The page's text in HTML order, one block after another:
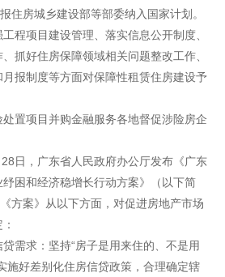
住房城乡建设部等部委纳入国家计划。
程项目建设管理、落实信息公开制度、
抓好住房保障领域相关问题整改工作、
报制度等方面对保障性租赁住房建设予
置项目并购金融服务各地督促涉险房企
28日，广东省人民政府办公厅发布《广东
困和经济稳增长行动方案》（以下简
方案》从以下方面，对促进房地产市场
需求：坚持“房子是用来住的、不是用
施好差别化住房信贷政策，合理确定辖